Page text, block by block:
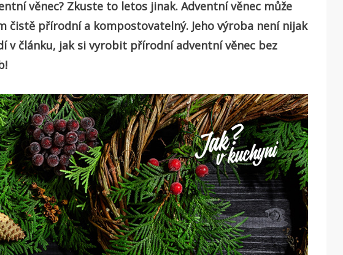
věnec? Zkuste to letos jinak. Adventní věnec může
čistě přírodní a kompostovatelný. Jeho výroba není nijak
v článku, jak si vyrobit přírodní adventní věnec bez